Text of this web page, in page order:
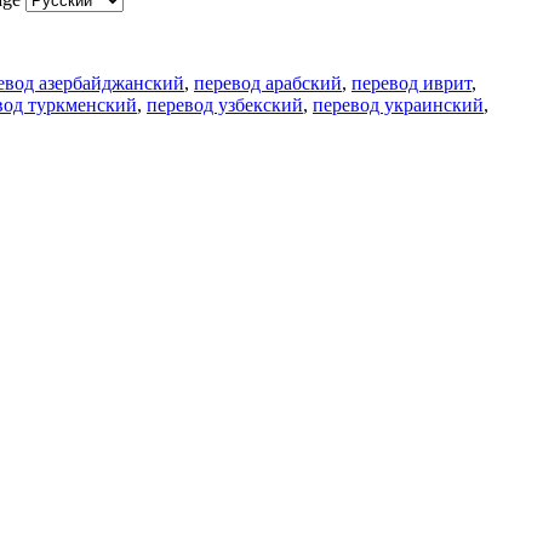
азербайджанский, перевод арабский, перевод иврит,
туркменский, перевод узбекский, перевод украинский,